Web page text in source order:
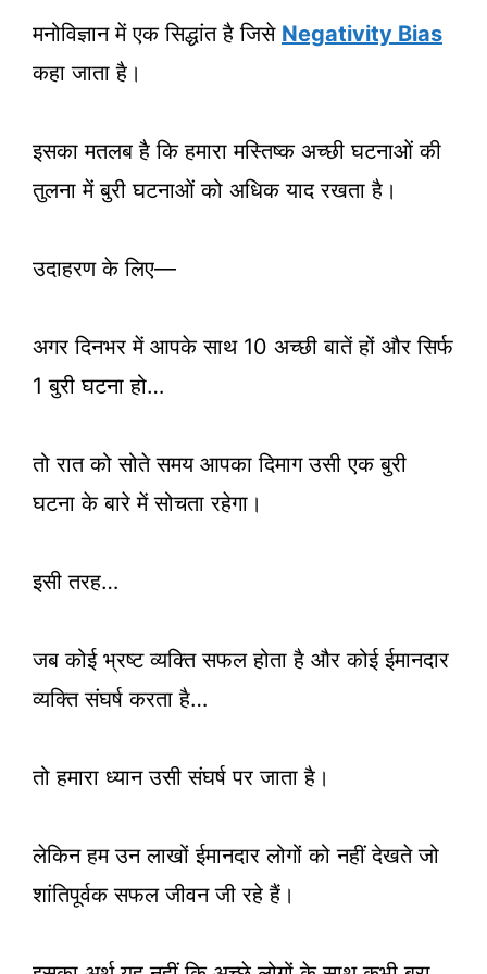
मनोविज्ञान में एक सिद्धांत है जिसे Negativity Bias
कहा जाता है।
इसका मतलब है कि हमारा मस्तिष्क अच्छी घटनाओं की
तुलना में बुरी घटनाओं को अधिक याद रखता है।
उदाहरण के लिए—
अगर दिनभर में आपके साथ 10 अच्छी बातें हों और सिर्फ
1 बुरी घटना हो…
तो रात को सोते समय आपका दिमाग उसी एक बुरी
घटना के बारे में सोचता रहेगा।
इसी तरह…
जब कोई भ्रष्ट व्यक्ति सफल होता है और कोई ईमानदार
व्यक्ति संघर्ष करता है…
तो हमारा ध्यान उसी संघर्ष पर जाता है।
लेकिन हम उन लाखों ईमानदार लोगों को नहीं देखते जो
शांतिपूर्वक सफल जीवन जी रहे हैं।